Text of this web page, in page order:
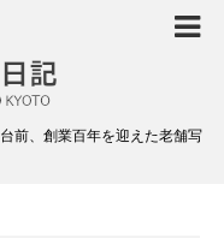
前、創業百年を迎えた老舗写